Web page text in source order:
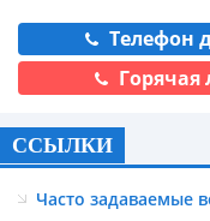
Телефон
Горячая
ССЫЛКИ
Часто задаваемые